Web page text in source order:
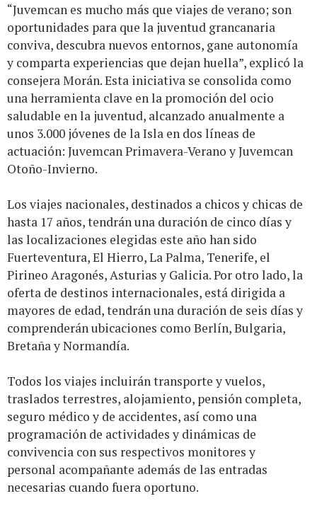
“Juvemcan es mucho más que viajes de verano; son
oportunidades para que la juventud grancanaria
conviva, descubra nuevos entornos, gane autonomía
y comparta experiencias que dejan huella”, explicó la
consejera Morán. Esta iniciativa se consolida como
una herramienta clave en la promoción del ocio
saludable en la juventud, alcanzado anualmente a
unos 3.000 jóvenes de la Isla en dos líneas de
actuación: Juvemcan Primavera-Verano y Juvemcan
Otoño-Invierno.
Los viajes nacionales, destinados a chicos y chicas de
hasta 17 años, tendrán una duración de cinco días y
las localizaciones elegidas este año han sido
Fuerteventura, El Hierro, La Palma, Tenerife, el
Pirineo Aragonés, Asturias y Galicia. Por otro lado, la
oferta de destinos internacionales, está dirigida a
mayores de edad, tendrán una duración de seis días y
comprenderán ubicaciones como Berlín, Bulgaria,
Bretaña y Normandía.
Todos los viajes incluirán transporte y vuelos,
traslados terrestres, alojamiento, pensión completa,
seguro médico y de accidentes, así como una
programación de actividades y dinámicas de
convivencia con sus respectivos monitores y
personal acompañante además de las entradas
necesarias cuando fuera oportuno.